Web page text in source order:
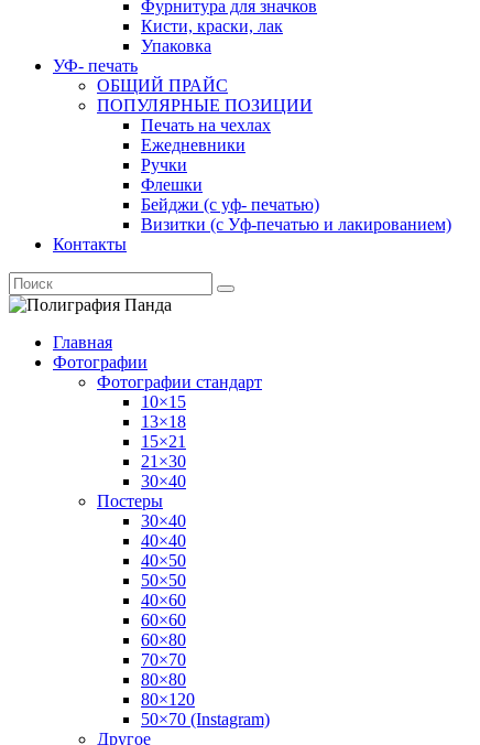
Фурнитура для значков
Кисти, краски, лак
Упаковка
УФ- печать
ОБЩИЙ ПРАЙС
ПОПУЛЯРНЫЕ ПОЗИЦИИ
Печать на чехлах
Ежедневники
Ручки
Флешки
Бейджи (с уф- печатью)
Визитки (с Уф-печатью и лакированием)
Контакты
Главная
Фотографии
Фотографии стандарт
10×15
13×18
15×21
21×30
30×40
Постеры
30×40
40×40
40×50
50×50
40×60
60×60
60×80
70×70
80×80
80×120
50×70 (Instagram)
Другое